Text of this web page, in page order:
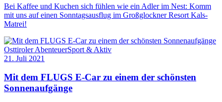
Bei Kaffee und Kuchen sich fühlen wie ein Adler im Nest: Komm
mit uns auf einen Sonntagsausflug im Großglockner Resort Kals-
Matrei!
Osttiroler AbenteuerSport & Aktiv
21. Juli 2021
Mit dem FLUGS E-Car zu einem der schönsten
Sonnenaufgänge